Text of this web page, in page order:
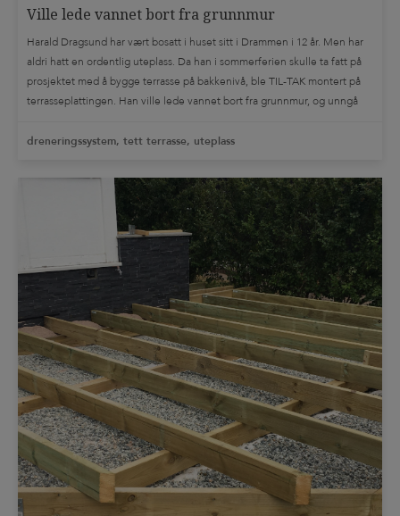
etterisolering forskalingsplate
isolert betongdekke kantbeslag kapilærkraft kompakttak
kudekke landbruk lett betong lydgulv Lydisolerende gulv
rådgivning Rengjøring renovere badegulv
stubbloftsleire svalehaleplater Takrenne
TERRASSE terrassebeslag terrasseduk
tett terrasse tett terrassegulv TIL-TAK
TIL-TAK ansatt TIL-TAK pakningsmasse Tips og triks
tørt inngangsparti trinnlyddemping trykkfast isolering undergulv
utekjøkken uteplass uterom utestue vedlikehold
Ville lede vannet bort fra grunnmur
Harald Dragsund har vært bosatt i huset sitt i Drammen i 12 år. Men har
aldri hatt en ordentlig uteplass. Da han i sommerferien skulle ta fatt på
prosjektet med å bygge terrasse på bakkenivå, ble TIL-TAK montert på
terrasseplattingen. Han ville lede vannet bort fra grunnmur, og unngå
dreneringssystem, tett terrasse, uteplass